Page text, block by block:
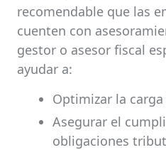
recomendable que las
cuenten con
gestor o asesor fiscal
ayudar a:
Optimizar la
Asegurar el
obligaciones